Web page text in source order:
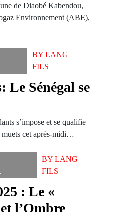
de Diaobé Kabendou,
Environnement (ABE),
BYLANG
FILS
Sénégal se
s’impose et se qualifie
cet après-midi…
BY LANG
FILS
: Le «
l’Ombre